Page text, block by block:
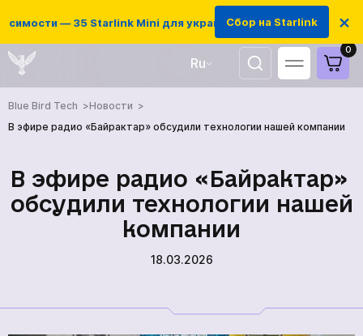
— 35 Starlink Mini для украинских защитников
Сбор на Starlink ×
Ru
UA
0
Blue Bird Tech
Новости
В эфире радио «Байрактар» ​​обсудили технологии нашей компании
В эфире радио «Байрактар» ​​
обсудили технологии нашей
компании
18.03.2026